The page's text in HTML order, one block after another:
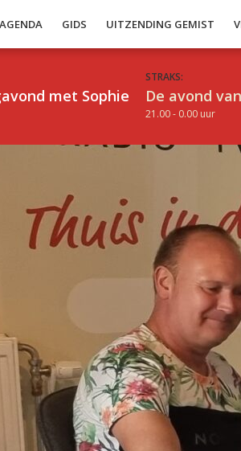
AGENDA GIDS UITZENDING GEMIST
met Sophie
STRAKS:
De avond
21.00 - 0.00 uur